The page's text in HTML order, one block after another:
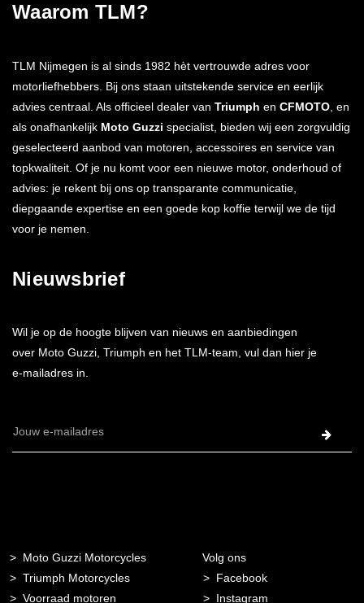
Waarom TLM?
TLM Nijmegen is al sinds 1982 hèt vertrouwde adres voor
motorliefhebbers. Bij ons staan uitstekende service en eerlijk
advies centraal. Als officieel dealer van Triumph en CFMOTO, en
als onafhankelijk Moto Guzzi specialist, bieden wij een zorgvuldig
geselecteerd aanbod van motoren, accessoires en service van
topkwaliteit. Of je nu komt voor een nieuwe motor, onderhoud of
advies: je rekent bij ons op transparante communicatie,
diepgaande expertise en een goede kop koffie terwijl we de tijd
voor je nemen.
Nieuwsbrief
Wil je op de hoogte blijven van nieuws en aanbiedingen
over Moto Guzzi, Triumph en het TLM-team, vul dan hier je
e-mailadres in.
E-
Moto Guzzi Motorcycles
Triumph Motorcycles
Voorraad motoren
Volg ons
Facebook
Instagram